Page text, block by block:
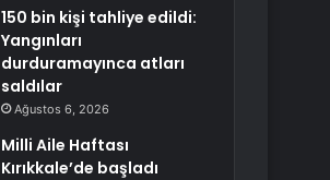
150 bin kişi tahliye edildi:
Yangınları
durduramayınca atları
saldılar
Ağustos 6, 2026
Milli Aile Haftası
Kırıkkale’de başladı